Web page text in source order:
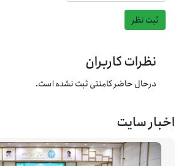
ثبت نظر
نظرات کاربران
درحال حاضر کامنتی ثبت نشده است.
اخبار سایت